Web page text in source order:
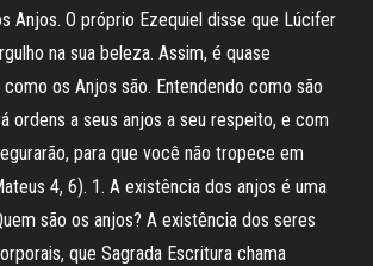
Anjos. O próprio Ezequiel disse que Lúcifer
na sua beleza. Assim, é quase
os Anjos são. Entendendo como são
ordens a seus anjos a seu respeito, e com
para que você não tropece em
4, 6). 1. A existência dos anjos é uma
são os anjos? A existência dos seres
que Sagrada Escritura chama